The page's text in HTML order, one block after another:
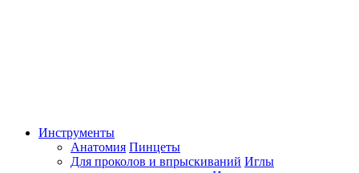
Инструменты
Анатомия Пинцеты
Для проколов и впрыскиваний Иглы